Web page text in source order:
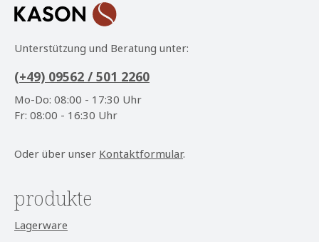
Unterstützung und Beratung unter:
(+49) 09562 / 501 2260
Mo-Do: 08:00 - 17:30 Uhr
Fr: 08:00 - 16:30 Uhr
Oder über unser Kontaktformular.
produkte
Lagerware